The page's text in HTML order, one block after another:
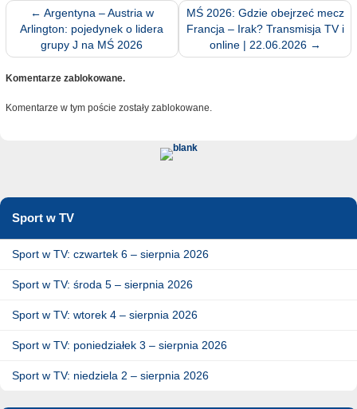
← Argentyna – Austria w
Arlington: pojedynek o lidera
grupy J na MŚ 2026
MŚ 2026: Gdzie obejrzeć mecz
Francja – Irak? Transmisja TV i
online | 22.06.2026 →
Komentarze zablokowane.
Komentarze w tym poście zostały zablokowane.
Sport w TV
Sport w TV: czwartek 6 – sierpnia 2026
Sport w TV: środa 5 – sierpnia 2026
Sport w TV: wtorek 4 – sierpnia 2026
Sport w TV: poniedziałek 3 – sierpnia 2026
Sport w TV: niedziela 2 – sierpnia 2026